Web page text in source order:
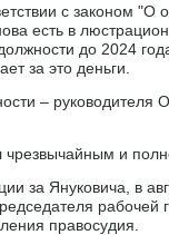
с законом
есть в
до 2024
за это деньги.
– руководителя
и
за Януковича, в
рабочей
правосудия.